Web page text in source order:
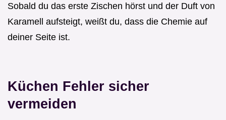
Sobald du das erste Zischen hörst und der Duft von
Karamell aufsteigt, weißt du, dass die Chemie auf
deiner Seite ist.
Küchen Fehler sicher
vermeiden